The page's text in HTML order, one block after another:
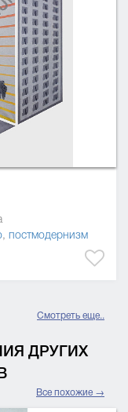
, постмодернизм
Смотреть еще..
ДРУГИХ
Все похожие →